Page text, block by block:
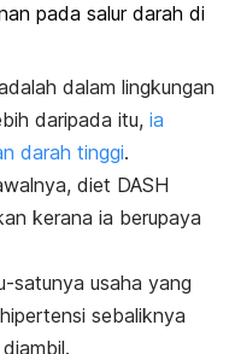
pada salur darah di
dalam lingkungan
daripada itu, ia
darah tinggi.
diet DASH
kerana ia berupaya
satunya usaha yang
sebaliknya